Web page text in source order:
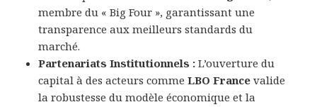
membre du « Big Four », garantissant une
transparence aux meilleurs standards du
marché.
Partenariats Institutionnels : L’ouverture du
capital à des acteurs commeLBO France valide
la robustesse du modèle économique et la